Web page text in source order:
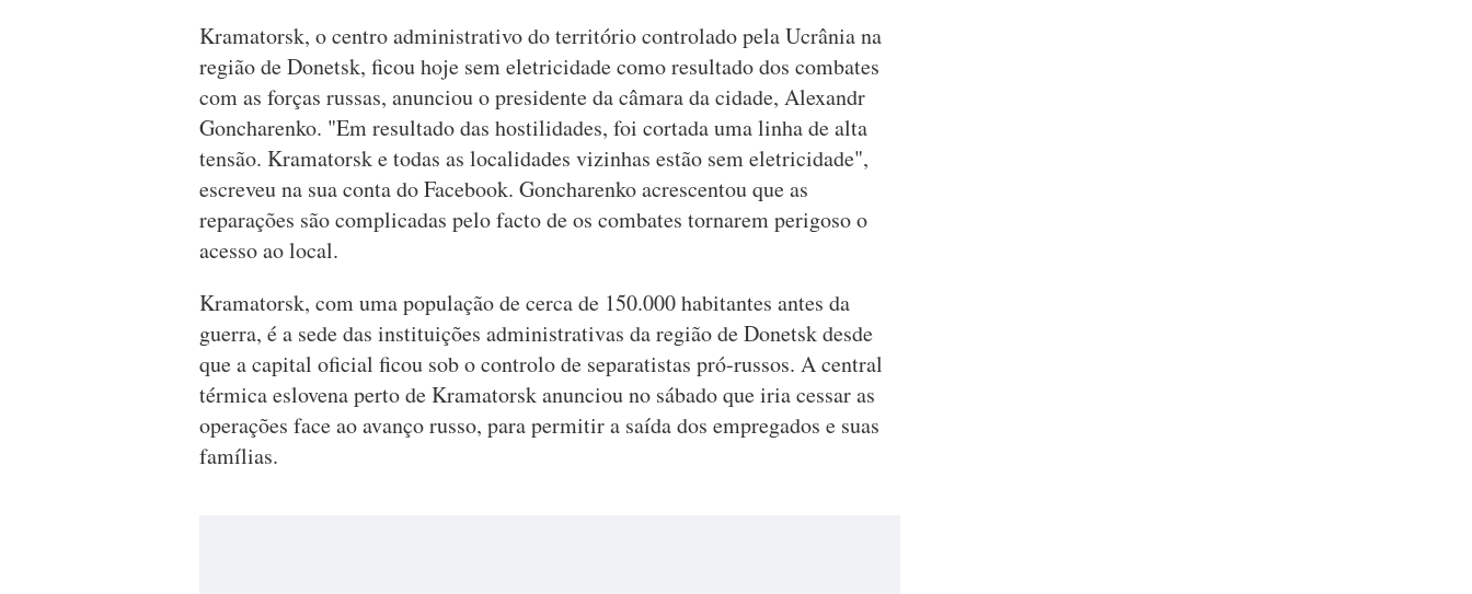
Kramatorsk, o centro administrativo do território controlado pela Ucrânia na
região de Donetsk, ficou hoje sem eletricidade como resultado dos combates
com as forças russas, anunciou o presidente da câmara da cidade, Alexandr
Goncharenko. "Em resultado das hostilidades, foi cortada uma linha de alta
tensão. Kramatorsk e todas as localidades vizinhas estão sem eletricidade",
escreveu na sua conta do Facebook. Goncharenko acrescentou que as
reparações são complicadas pelo facto de os combates tornarem perigoso o
acesso ao local.
Kramatorsk, com uma população de cerca de 150.000 habitantes antes da
guerra, é a sede das instituições administrativas da região de Donetsk desde
que a capital oficial ficou sob o controlo de separatistas pró-russos. A central
térmica eslovena perto de Kramatorsk anunciou no sábado que iria cessar as
operações face ao avanço russo, para permitir a saída dos empregados e suas
famílias.